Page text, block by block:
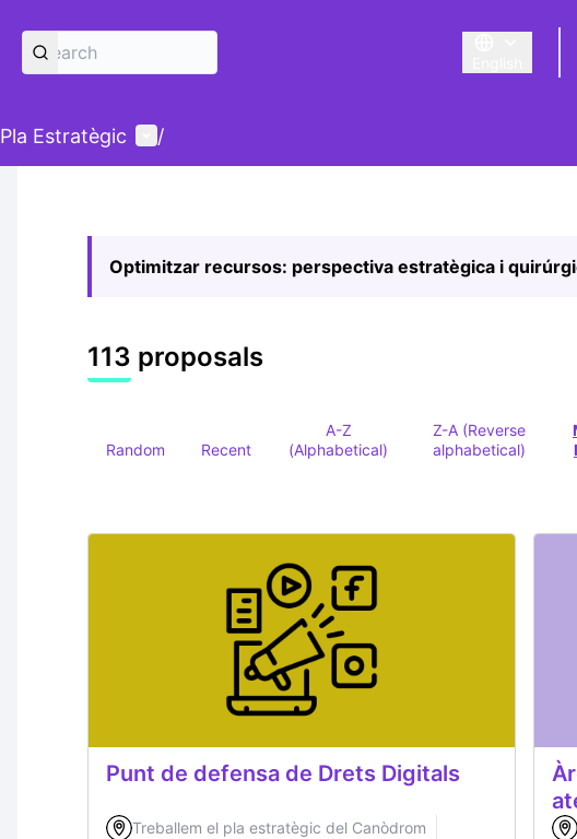
Triar la llengua
Pla Estratègic User menu
/
Optimitzar recursos: perspectiva estratègica i
113 proposals
Random Recent
A-Z
(Alphabetical)
Z-A (Reverse
alphabetical)
Punt de defensa de Drets Digitals
Treballem el pla estratègic del Canòdrom